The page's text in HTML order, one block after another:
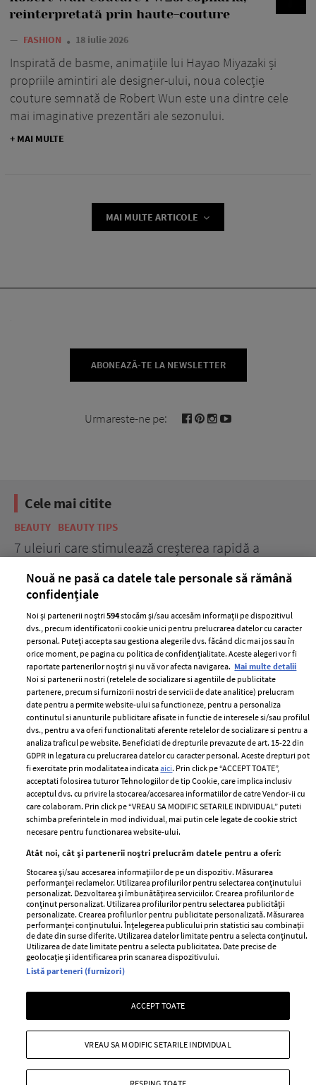
reinterpretată prin haute-couture
— FASHION 18 iulie 2026
Inspirată de basme, animațiile lui Hayao Miyazaki și
propriile amintiri ale designer-ului, noua colecție
couture semnată de Robert Wun este una dintre cele
mai imaginative prezentări ale sezonului.
+ MAI MULTE
MAI MULTE ARTICOLE
ABONEAZĂ-TE LA NEWSLETTER
Urmareste-ne pe:
Cele mai citite
BEAUTY BEAUTY TIPS
7 uleiuri care stimulează creșterea rapidă a
ELLE Style Awards
2024
Despre ELLE
Romania
Contact
Abonamente
Termeni si conditii
Politica de
confidențialitate
Politica de cookies
Publicitate
GSP
Unica
Baby
Retete
femei
Viva
Avantaje
Retete practice
Pariază responsabil! Decizia ONJN nr. 821/25.09.2025.
Jocurile de noroc sunt interzise minorilor.
Copyright © 2026 Ringier Romania SRL
Nouă ne pasă ca datele tale personale să rămână
confidențiale
Noi și partenerii noștri594stocăm și/sau accesăm informații pe dispozitivul
dvs., precum identificatorii cookie unici pentru prelucrarea datelor cu caracter
personal. Puteți accepta sau gestiona alegerile dvs. făcând clic mai jos sau în
orice moment, pe pagina cu politica de confidențialitate. Aceste alegeri vor fi
raportate partenerilor noștri și nu vă vor afecta navigarea. Mai multe detalii
Noi si partenerii nostri (retelele de socializare si agentiile de publicitate
partenere, precum si furnizorii nostri de servicii de date analitice) prelucram
date pentru a permite website-ului sa functioneze, pentru a personaliza
continutul si anunturile publicitare afisate in functie de interesele si/sau profilul
dvs., pentru a va oferi functionalitati aferente retelelor de socializare si pentru a
analiza traficul pe website. Beneficiati de drepturile prevazute de art. 15-22 din
GDPR in legatura cu prelucrarea datelor cu caracter personal. Aceste drepturi pot
fi exercitate prin modalitatea indicataaici. Prin click pe “ACCEPT TOATE”,
acceptati folosirea tuturor Tehnologiilor de tip Cookie, care implica inclusiv
acceptul dvs. cu privire la stocarea/accesarea informatiilor de catre Vendor-ii cu
care colaboram. Prin click pe “VREAU SA MODIFIC SETARILE INDIVIDUAL” puteti
schimba preferintele in mod individual, mai putin cele legate de cookie strict
necesare pentru functionarea website-ului.
Atât noi, cât și partenerii noștri prelucrăm datele pentru a oferi:
Stocarea și/sau accesarea informațiilor de pe un dispozitiv. Măsurarea
performanței reclamelor. Utilizarea profilurilor pentru selectarea conținutului
personalizat. Dezvoltarea și îmbunătățirea serviciilor. Crearea profilurilor de
conținut personalizat. Utilizarea profilurilor pentru selectarea publicității
personalizate. Crearea profilurilor pentru publicitate personalizată. Măsurarea
performanței conținutului. Înțelegerea publicului prin statistici sau combinații
de date din surse diferite. Utilizarea datelor limitate pentru a selecta conținutul.
Utilizarea de date limitate pentru a selecta publicitatea. Date precise de
geolocație și identificarea prin scanarea dispozitivului.
Listă parteneri (furnizori)
ACCEPT TOATE
VREAU SA MODIFIC SETARILE INDIVIDUAL